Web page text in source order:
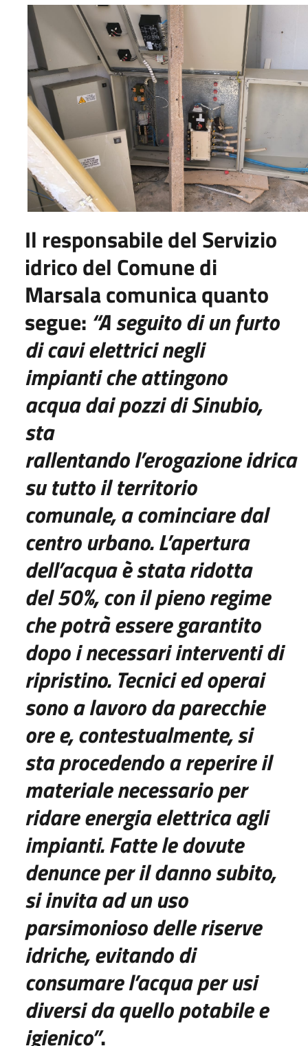
Il responsabile del Servizio
idrico del Comune di
Marsala comunica quanto
segue: “A seguito di unfurto
di cavielettricinegli
impiantiche attingono
acqua dai pozzi di Sinubio,
sta
rallentandol’erogazioneidrica
su tutto il territorio
comunale, a cominciare dal
centro urbano. L’apertura
dell’acqua è stataridotta
del 50%, con il pieno regime
che potrà essere garantito
dopoi necessari interventi di
ripristino. Tecnici ed operai
sono a lavoro da parecchie
ore e, contestualmente, si
sta procedendo a reperire il
materiale necessario per
ridare energia elettrica agli
impianti.Fatte le dovute
denunce per il danno subito,
siinvita adunuso
parsimonioso delle riserve
idriche,evitando di
consumare l’acqua per usi
diversi da quello potabile e
igienico”.